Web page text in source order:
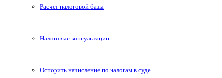
Расчет налоговой базы
Налоговые консультации
Оспорить начисление по налогам в суде